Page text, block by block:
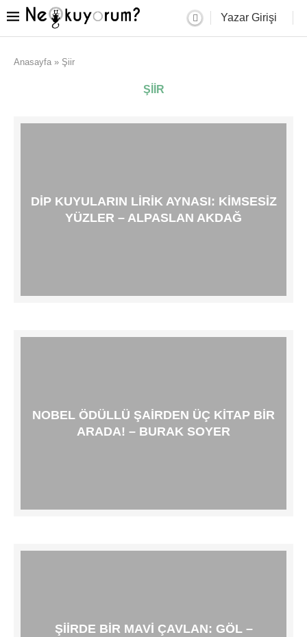
Yazar Girişi
Anasayfa » Şiir
ŞIIR
DIP KUYULARIN LIRIK AYNASI: KIMSESIZ
YÜZLER – ALPASLAN AKDAĞ
NOBEL ÖDÜLLÜ ŞAIRDEN ÜÇ KITAP BIR
ARADA! – BURAK SOYER
ŞIIRDE BIR MAVI ÇAVLAN: GÖL –